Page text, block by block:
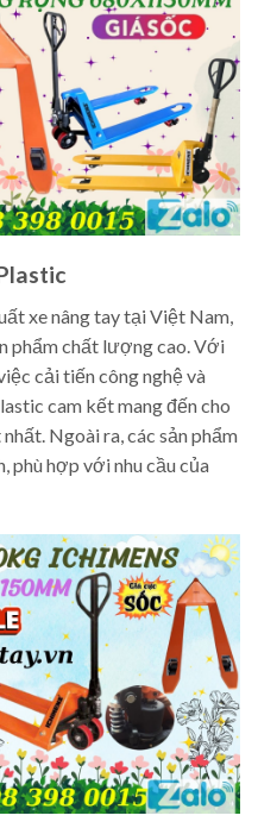
xe nâng tay tại Việt Nam,
phẩm chất lượng cao. Với
cải tiến công nghệ và
cam kết mang đến cho
Ngoài ra, các sản phẩm
phù hợp với nhu cầu của